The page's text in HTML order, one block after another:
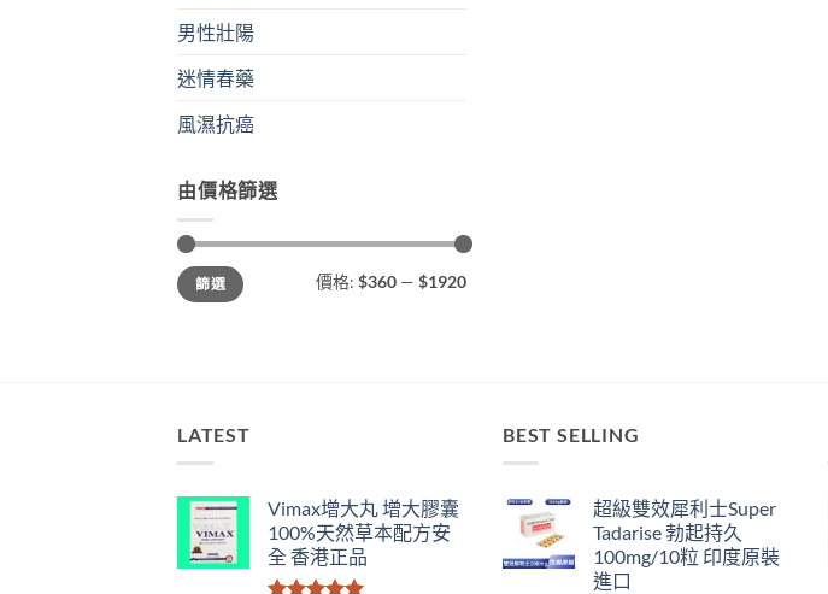
男性壯陽
迷情春藥
風濕抗癌
由價格篩選
最
低
價
最
高
價
篩選 價格: $360 — $1920
LATEST
Vimax增大丸 增大膠囊
100%天然草本配方安
全 香港正品
BEST SELLING
超級雙效犀利士Super
Tadarise 勃起持久
100mg/10粒 印度原裝
進口